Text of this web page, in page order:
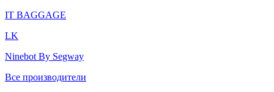
IT BAGGAGE
LK
Ninebot By Segway
Все производители